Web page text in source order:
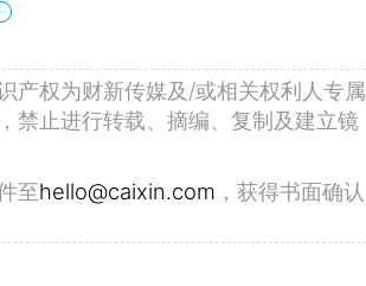
产权为财新传媒及/或相关权利人专属
禁止进行转载、摘编、复制及建立镜
至hello@caixin.com ，获得书面确认